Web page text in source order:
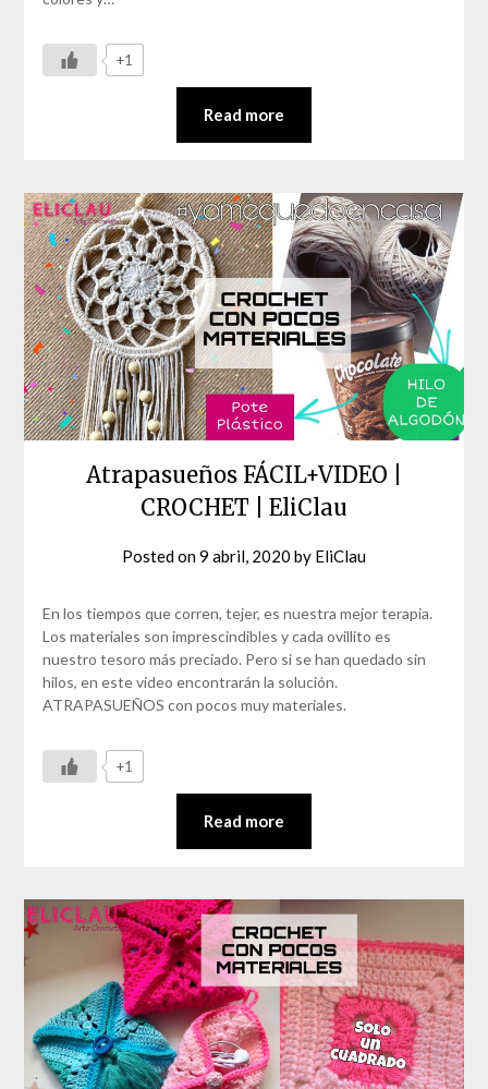
+1
Read more
Atrapasueños FÁCIL+VIDEO |
CROCHET | EliClau
Posted on9 abril, 2020 by EliClau
En los tiempos que corren, tejer, es nuestra mejor terapia.
Los materiales son imprescindibles y cada ovillito es
nuestro tesoro más preciado. Pero si se han quedado sin
hilos, en este video encontrarán la solución.
ATRAPASUEÑOS con pocos muy materiales.
+1
Read more